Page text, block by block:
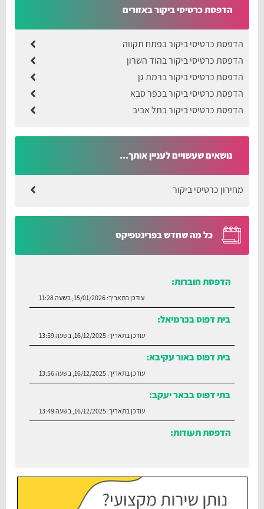
הדפסת כרטיסי ביקור באזורים
הדפסת כרטיסי ביקור בפתח תקווה
הדפסת כרטיסי ביקור בהוד השרון
הדפסת כרטיסי ביקור ברמת גן
הדפסת כרטיסי ביקור בכפר סבא
הדפסת כרטיסי ביקור בתל אביב
נושאים שעשויים לעניין אותך...
מחירון כרטיסי ביקור
כל מה שחדש בפרינטפיקס
הדפסת חוברות:
עודכן בתאריך: 15/01/2026, בשעה 11:28
בית דפוס בכרמיאל:
עודכן בתאריך: 16/12/2025, בשעה 13:59
בית דפוס באור עקיבא:
עודכן בתאריך: 16/12/2025, בשעה 13:56
בתי דפוס בבאר יעקב:
עודכן בתאריך: 16/12/2025, בשעה 13:49
הדפסת תעודות: